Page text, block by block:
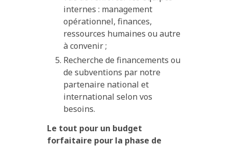
internes : management
opérationnel, finances,
ressources humaines ou autre
à convenir ;
Recherche de financements ou
de subventions par notre
partenaire national et
international selon vos
besoins.
Le tout pour un budget
forfaitaire pour la phase de